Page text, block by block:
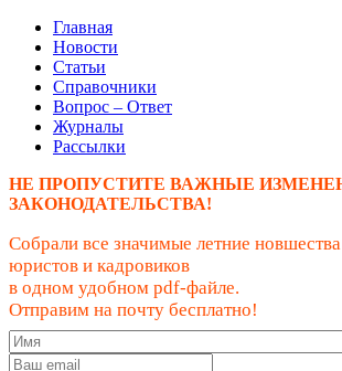
Главная
Новости
Статьи
Справочники
Вопрос – Ответ
Журналы
Рассылки
НЕ ПРОПУСТИТЕ ВАЖНЫЕ
ЗАКОНОДАТЕЛЬСТВА!
Собрали все значимые летние
юристов и кадровиков
в одном удобном pdf-файле.
Отправим на почту бесплатно!